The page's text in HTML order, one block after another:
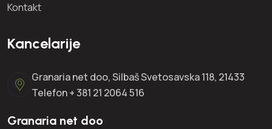
Kontakt
Kancelarije
Granaria net doo, Silbaš Svetosavska 118, 21433
Telefon + 381 21 2064 516
Granaria net doo